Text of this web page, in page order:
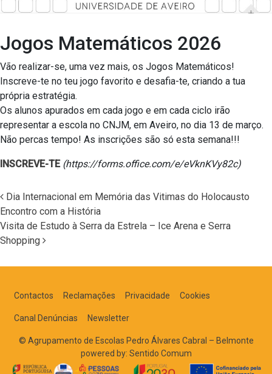
Jogos Matemáticos 2026
Vão realizar-se, uma vez mais, os Jogos Matemáticos!
Inscreve-te no teu jogo favorito e desafia-te, criando a tua
própria estratégia.
Os alunos apurados em cada jogo e em cada ciclo irão
representar a escola no CNJM, em Aveiro, no dia 13 de março.
Não percas tempo! As inscrições são só esta semana!!!
INSCREVE-TE (https://forms.office.com/e/eVknKVy82c)
Navegação nos Posts
Dia Internacional em Memória das Vitimas do Holocausto
Encontro com a História
Visita de Estudo à Serra da Estrela – Ice Arena e Serra
Shopping
Contactos Reclamações Privacidade Cookies
Canal Denúncias Newsletter
© Agrupamento de Escolas Pedro Álvares Cabral – Belmonte
powered by: Sentido Comum